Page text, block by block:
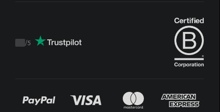
Trustpilot
/5